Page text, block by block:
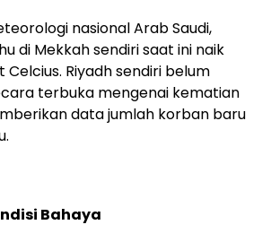
nasional Arab Saudi,
di Mekkah sendiri saat ini naik
Celcius. Riyadh sendiri belum
terbuka mengenai kematian
data jumlah korban baru
Bahaya